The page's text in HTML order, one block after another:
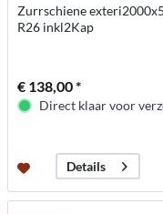
Zurrschiene
R26 inkl2Kap
€ 138,00 *
Direct klaar voor
Details